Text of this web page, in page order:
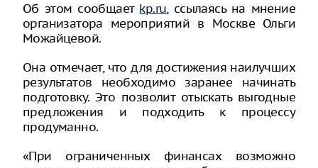
Об этом сообщает kp.ru, ссылаясь на мнение
организатора мероприятий в Москве Ольги
Можайцевой.
Она отмечает, что для достижения наилучших
результатов необходимо заранее начинать
подготовку. Это позволит отыскать выгодные
предложения и подходить к процессу
продуманно.
«При ограниченных финансах возможно